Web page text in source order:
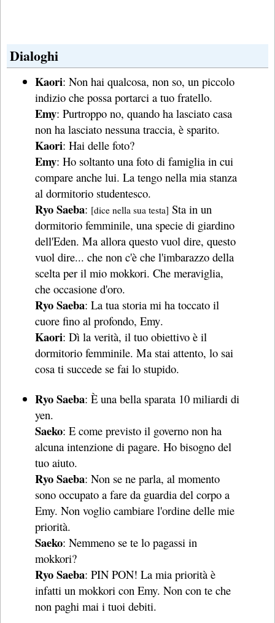
Dialoghi
Kaori: Non hai qualcosa, non so, un piccolo
indizio che possa portarci a tuo fratello.
Emy: Purtroppo no, quando ha lasciato casa
non ha lasciato nessuna traccia, è sparito.
Kaori: Hai delle foto?
Emy: Ho soltanto una foto di famiglia in cui
compare anche lui. La tengo nella mia stanza
al dormitorio studentesco.
Ryo Saeba: [dice nella sua testa] Sta in un
dormitorio femminile, una specie di giardino
dell'Eden. Ma allora questo vuol dire, questo
vuol dire... che non c'è che l'imbarazzo della
scelta per il mio mokkori. Che meraviglia,
che occasione d'oro.
Ryo Saeba: La tua storia mi ha toccato il
cuore fino al profondo, Emy.
Kaori: Dì la verità, il tuo obiettivo è il
dormitorio femminile. Ma stai attento, lo sai
cosa ti succede se fai lo stupido.
Ryo Saeba: È una bella sparata 10 miliardi di
yen.
Saeko: E come previsto il governo non ha
alcuna intenzione di pagare. Ho bisogno del
tuo aiuto.
Ryo Saeba: Non se ne parla, al momento
sono occupato a fare da guardia del corpo a
Emy. Non voglio cambiare l'ordine delle mie
priorità.
Saeko: Nemmeno se te lo pagassi in
mokkori?
Ryo Saeba: PIN PON! La mia priorità è
infatti un mokkori con Emy. Non con te che
non paghi mai i tuoi debiti.